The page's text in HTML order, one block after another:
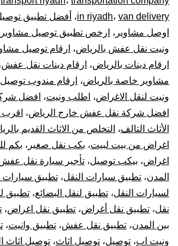
in riyadh، van delivery ، أفضل تطبيق
اوصل مشاوير ، ارخص تطبيق توصيل مشاوير
ونيت نقل عفش بالرياض، ارقام توصيل
ارقام دينات بالرياض، ارقام دينات نقل عفش
مشاوير خاصة بالرياض، ارقام مندوب
ونيت لنقل الاغراض، اطلب ونيت، افضل
افضل شركة نقل عفش خارج الرياض، اقرب
الأثاث التالف، التخلص من الاثاث القديم
اغراض من بيت لبيت، بكب نقل صغير ، بكم
اغراض، بيكب توصيل، تأجير سيارة نقل
المدن، تطبيق سيارات النقل، تطبيق سيارات
لسيارات النقل، تطبيق لنقل البضائع، تطبيق
نقل، تطبيق نقل أغراض، تطبيق نقل اغراض،
بين المدن، تطبيق نقل عفش، تطبيق وانيت،
ونيت اب، توصيل، توصيل اثاث، توصيل اثاث